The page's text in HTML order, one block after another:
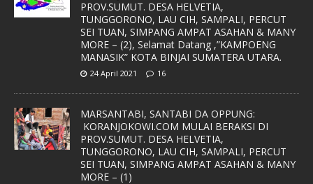
PROV.SUMUT. DESA HELVETIA,
TUNGGORONO, LAU CIH, SAMPALI, PERCUT
SEI TUAN, SIMPANG AMPAT ASAHAN & MANY
MORE – (2), Selamat Datang ,”KAMPOENG
MANASIK” KOTA BINJAI SUMATERA UTARA.
24 April 2021 16
MARSANTABI, SANTABI DA OPPUNG:
KORANJOKOWI.COM MULAI BERAKSI DI
PROV.SUMUT. DESA HELVETIA,
TUNGGORONO, LAU CIH, SAMPALI, PERCUT
SEI TUAN, SIMPANG AMPAT ASAHAN & MANY
MORE – (1)